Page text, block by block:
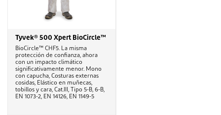
Tyvek® 500 Xpert BioCircle™
BioCircle™ CHF5. La misma
protección de confianza, ahora
con un impacto climático
significativamente menor. Mono
con capucha, Costuras externas
cosidas, Elástico en muñecas,
tobillos y cara, Cat.III, Tipo 5-B, 6-B,
EN 1073-2, EN 14126, EN 1149-5